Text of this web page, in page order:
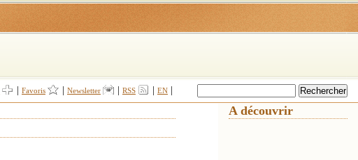
Favoris Newsletter RSS EN
A découvrir